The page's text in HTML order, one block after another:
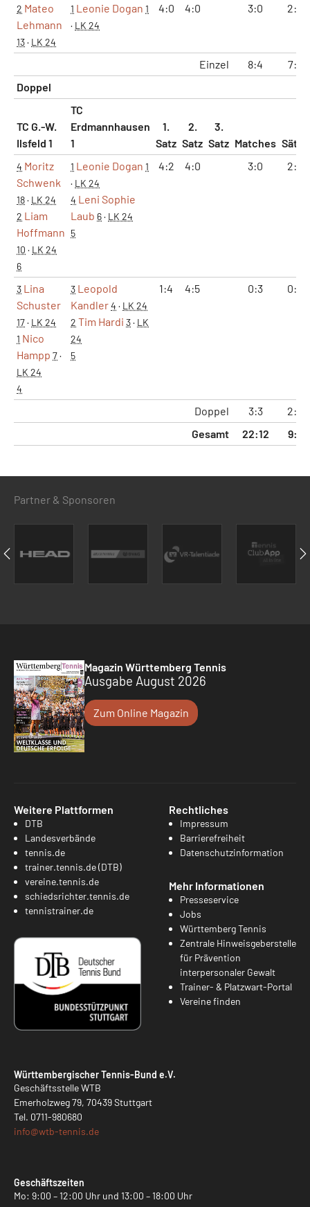
2 Mateo
Lehmann
13· LK 24
1 Leonie Dogan 1
· LK 24
4:0 4:0 3:0 2:0
Einzel 8:4
7:4
Doppel
TC G.-W.
Ilsfeld 1
TC
Erdmannhausen
1
1.
Satz
2.
Satz
3.
Satz Matches Sätze
4 Moritz
Schwenk
18· LK 24
2 Liam
Hoffmann
10 · LK 24
6
1 Leonie Dogan 1
· LK 24
4 Leni Sophie
Laub 6· LK 24
5
4:2 4:0 3:0 2:0
3 Lina
Schuster
17· LK 24
1 Nico
Hampp 7·
LK 24
4
3 Leopold
Kandler4 · LK 24
2 Tim Hardi 3· LK
24
5
1:4 4:5 0:3 0:2
Doppel 3:3
2:2
Gesamt
22:12 9:6
Partner & Sponsoren
Magazin Württemberg Tennis
Ausgabe August 2026
Zum Online Magazin
Weitere Plattformen
DTB
Landesverbände
tennis.de
trainer.tennis.de (DTB)
vereine.tennis.de
schiedsrichter.tennis.de
tennistrainer.de
Rechtliches
Impressum
Barrierefreiheit
Datenschutzinformation
Mehr Informationen
Presseservice
Jobs
Württemberg Tennis
Zentrale Hinweisgeberstelle
für Prävention
interpersonaler Gewalt
Trainer- & Platzwart-Portal
Vereine finden
Württembergischer Tennis-Bund e.V.
Geschäftsstelle WTB
Emerholzweg 79, 70439 Stuttgart
Tel. 0711-980680
info@wtb-tennis.de
Geschäftszeiten
Mo: 9:00 – 12:00 Uhr und 13:00 – 18:00 Uhr